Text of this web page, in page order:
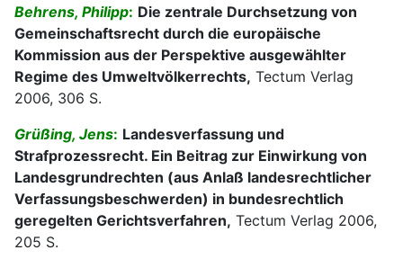
Behrens, Philipp: Die zentrale Durchsetzung von
Gemeinschaftsrecht durch die europäische
Kommission aus der Perspektive ausgewählter
Regime des Umweltvölkerrechts, Tectum Verlag
2006, 306 S.
Grüßing, Jens: Landesverfassung und
Strafprozessrecht. Ein Beitrag zur Einwirkung von
Landesgrundrechten (aus Anlaß landesrechtlicher
Verfassungsbeschwerden) in bundesrechtlich
geregelten Gerichtsverfahren, Tectum Verlag 2006,
205 S.